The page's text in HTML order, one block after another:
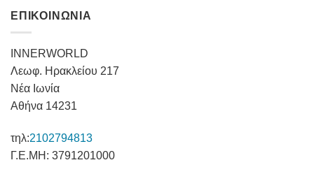
ΕΠΙΚΟΙΝΩΝΙΑ
INNERWORLD
Λεωφ. Ηρακλείου 217
Νέα Ιωνία
Αθήνα 14231
τηλ:2102794813
Γ.Ε.ΜΗ: 3791201000